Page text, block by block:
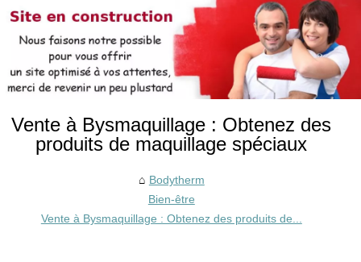
Vente à Bysmaquillage : Obtenez des
produits de maquillage spéciaux
Bodytherm
Bien-être
Vente à Bysmaquillage : Obtenez des produits de...